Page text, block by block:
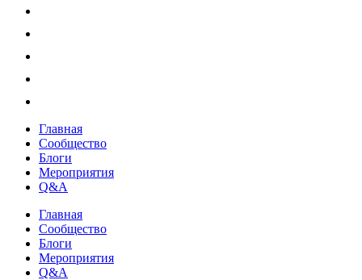
Главная
Сообщество
Блоги
Мероприятия
Q&A
Главная
Сообщество
Блоги
Мероприятия
Q&A